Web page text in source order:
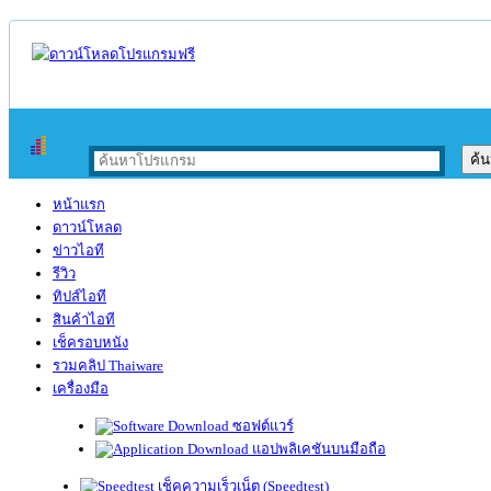
หน้าแรก
ดาวน์โหลด
ข่าวไอที
รีวิว
ทิปส์ไอที
สินค้าไอที
เช็ครอบหนัง
รวมคลิป Thaiware
เครื่องมือ
ซอฟต์แวร์
แอปพลิเคชันบนมือถือ
เช็คความเร็วเน็ต (Speedtest)